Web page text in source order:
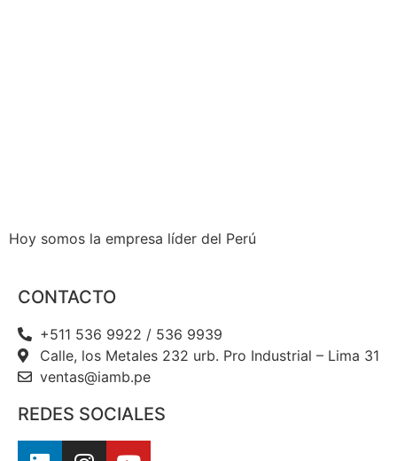
Hoy somos la empresa líder del Perú
CONTACTO
+511 536 9922 / 536 9939
Calle, los Metales 232 urb. Pro Industrial – Lima 31
ventas@iamb.pe
REDES SOCIALES